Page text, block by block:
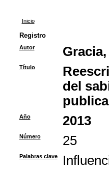
Inicio
Registro
Autor
Título
del
Año 2013
Número 25
Palabras clave